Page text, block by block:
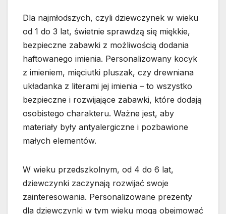
Dla najmłodszych, czyli dziewczynek w wieku
od 1 do 3 lat, świetnie sprawdzą się miękkie,
bezpieczne zabawki z możliwością dodania
haftowanego imienia. Personalizowany kocyk
z imieniem, mięciutki pluszak, czy drewniana
układanka z literami jej imienia – to wszystko
bezpieczne i rozwijające zabawki, które dodają
osobistego charakteru. Ważne jest, aby
materiały były antyalergiczne i pozbawione
małych elementów.
W wieku przedszkolnym, od 4 do 6 lat,
dziewczynki zaczynają rozwijać swoje
zainteresowania. Personalizowane prezenty
dla dziewczynki w tym wieku mogą obejmować